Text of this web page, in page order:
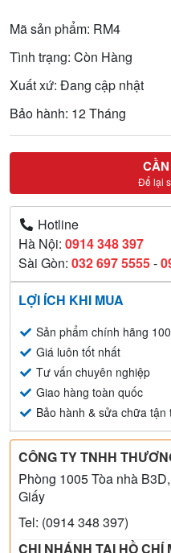
Mã sản phẩm: RM4
Tình trạng: Còn Hàng
Xuất xứ: Đang cập nhật
Bảo hành: 12 Tháng
Để lại
Hotline
Hà Nội: 0914 348 397
Sài Gòn: 032 697 5555-
LỢI ÍCH KHI MUA
Sản phẩm chính hãng
Giá luôn tốt nhất
Tư vấn chuyên nghiệp
Giao hàng toàn quốc
Bảo hành & sửa chữa tận
CÔNG TY TNHH
Phòng 1005 Tòa nhà
Giấy
Tel: (0914 348 397)
CHI NHÁNH TẠI HỒ CHÍ